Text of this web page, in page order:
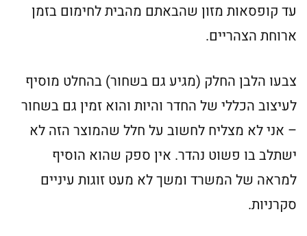
עד קופסאות מזון שהבאתם מהבית לחימום בזמן
ארוחת הצהריים.
צבעו הלבן החלק (מגיע גם בשחור) בהחלט מוסיף
לעיצוב הכללי של החדר והיות והוא זמין גם בשחור
– אני לא מצליח לחשוב על חלל שהמוצר הזה לא
ישתלב בו פשוט נהדר. אין ספק שהוא הוסיף
למראה של המשרד ומשך לא מעט זוגות עיניים
סקרניות.